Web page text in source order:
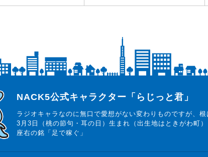
らじっと君
NACK5公式キャラクター「らじっと君」
ラジオキャラなのに無口で愛想がない変わりものですが、
3月3日（桃の節句・耳の日）生まれ（出生地はときがわ町）
座右の銘「足で稼ぐ」